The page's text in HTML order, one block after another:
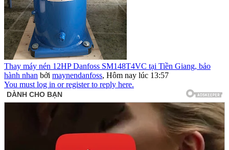
Thay máy nén 12HP Danfoss SM148T4VC tại Tiền Giang, bảo
hành nhan bởi maynendanfoss, Hôm nay lúc 13:57
You must log in or register to reply here.